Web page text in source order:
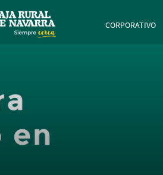
CORPORATIVO